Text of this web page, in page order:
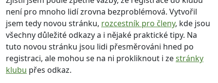
není pro mnoho lidí zrovna bezproblémová. Vytvořil
jsem tedy novou stránku, rozcestník pro členy, kde jsou
všechny důležité odkazy a i nějaké praktické tipy. Na
tuto novou stránku jsou lidi přesměrováni hned po
registraci, ale mohou se na ni prokliknout i zestránky
klubu přes odkaz.